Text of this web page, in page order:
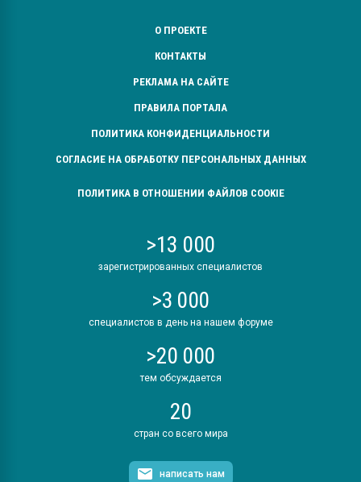
О ПРОЕКТЕ
КОНТАКТЫ
РЕКЛАМА НА САЙТЕ
ПРАВИЛА ПОРТАЛА
ПОЛИТИКА КОНФИДЕНЦИАЛЬНОСТИ
СОГЛАСИЕ НА ОБРАБОТКУ ПЕРСОНАЛЬНЫХ ДАННЫХ
ПОЛИТИКА В ОТНОШЕНИИ ФАЙЛОВ COOKIE
>13 000
зарегистрированных специалистов
>3 000
специалистов в день на нашем форуме
>20 000
тем обсуждается
20
стран со всего мира
написать нам